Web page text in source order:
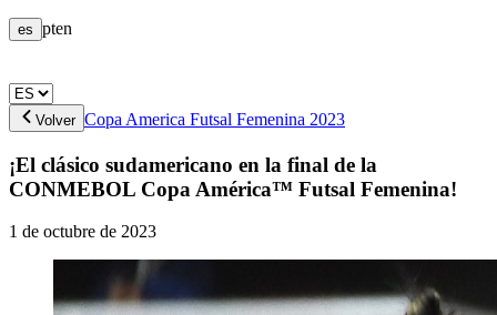
es pten
Volver Copa America Futsal Femenina 2023
¡El clásico sudamericano en la final de la
CONMEBOL Copa América™ Futsal Femenina!
1 de octubre de 2023